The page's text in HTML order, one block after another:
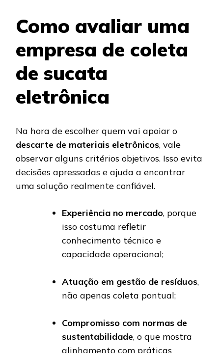
Como avaliar uma
empresa de coleta
de sucata
eletrônica
Na hora de escolher quem vai apoiar o
descarte de materiais eletrônicos, vale
observar alguns critérios objetivos. Isso evita
decisões apressadas e ajuda a encontrar
uma solução realmente confiável.
Experiência no mercado, porque
isso costuma refletir
conhecimento técnico e
capacidade operacional;
Atuação em gestão de resíduos,
não apenas coleta pontual;
Compromisso com normas de
sustentabilidade, o que mostra
alinhamento com práticas